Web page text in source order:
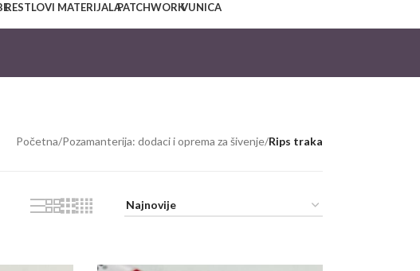
RESTLOVI MATERIJALAPATCHWORKVUNICA
Početna/Pozamanterija: dodaci i oprema za šivenje/Rips traka